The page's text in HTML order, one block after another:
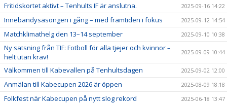
Fritidskortet aktivt – Tenhults IF är anslutna. 2025-09-16 14:22
Innebandysäsongen i gång – med framtiden i fokus 2025-09-12 14:54
Matchklimathelg den 13–14 september 2025-09-10 10:38
Ny satsning från TIF: Fotboll för alla tjejer och kvinnor –
helt utan krav!
2025-09-09 10:44
Välkommen till Kabevallen på Tenhultsdagen 2025-09-02 12:00
Anmälan till Kabecupen 2026 är öppen 2025-08-09 18:18
Folkfest när Kabecupen på nytt slog rekord 2025-06-18 13:47